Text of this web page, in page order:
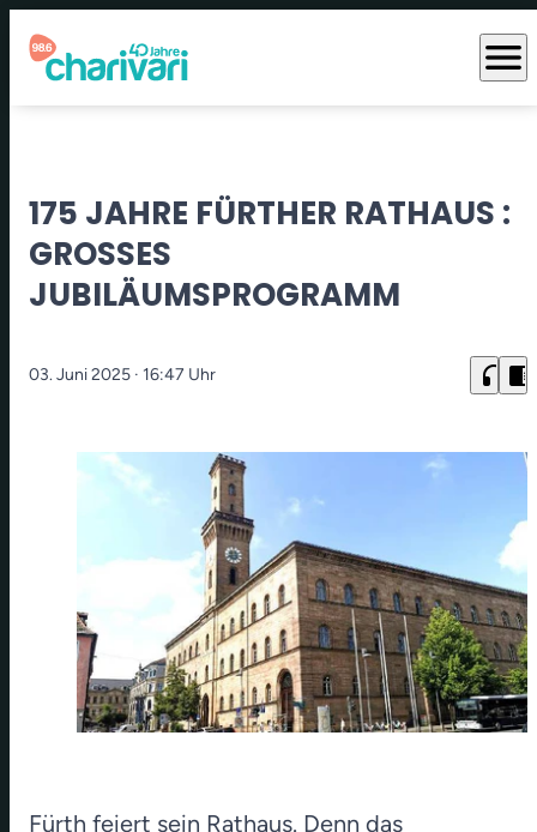
menu
175 JAHRE FÜRTHER RATHAUS :
GROSSES J
UBILÄUMSPROGRAMM
03. Juni 2025 · 16:47 Uhr headphones chrome_reader_mode
Fürth feiert sein Rathaus. Denn das